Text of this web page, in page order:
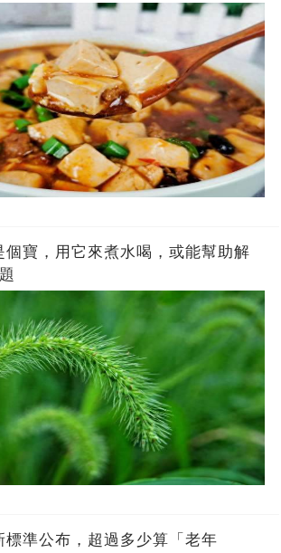
個寶，用它來煮水喝，或能幫助解
標準公布，超過多少算「老年